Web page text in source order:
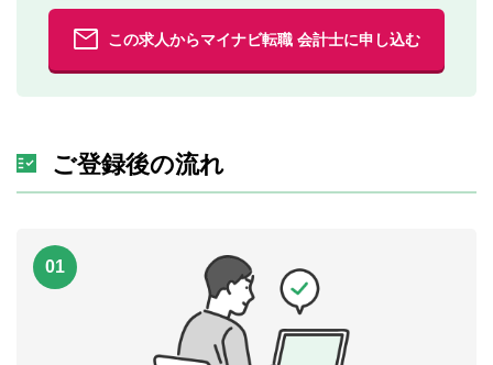
この求人からマイナビ転職 会計士に申し込む
ご登録後の流れ
01